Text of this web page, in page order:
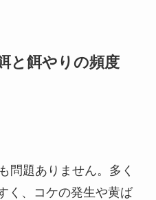
と餌やりの頻度
問題ありません。多く
く、コケの発生や黄ば